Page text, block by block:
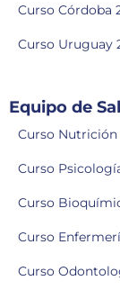
Curso Córdoba
Curso Uruguay
Equipo de
Curso Nutrición
Curso
Curso
Curso
Curso